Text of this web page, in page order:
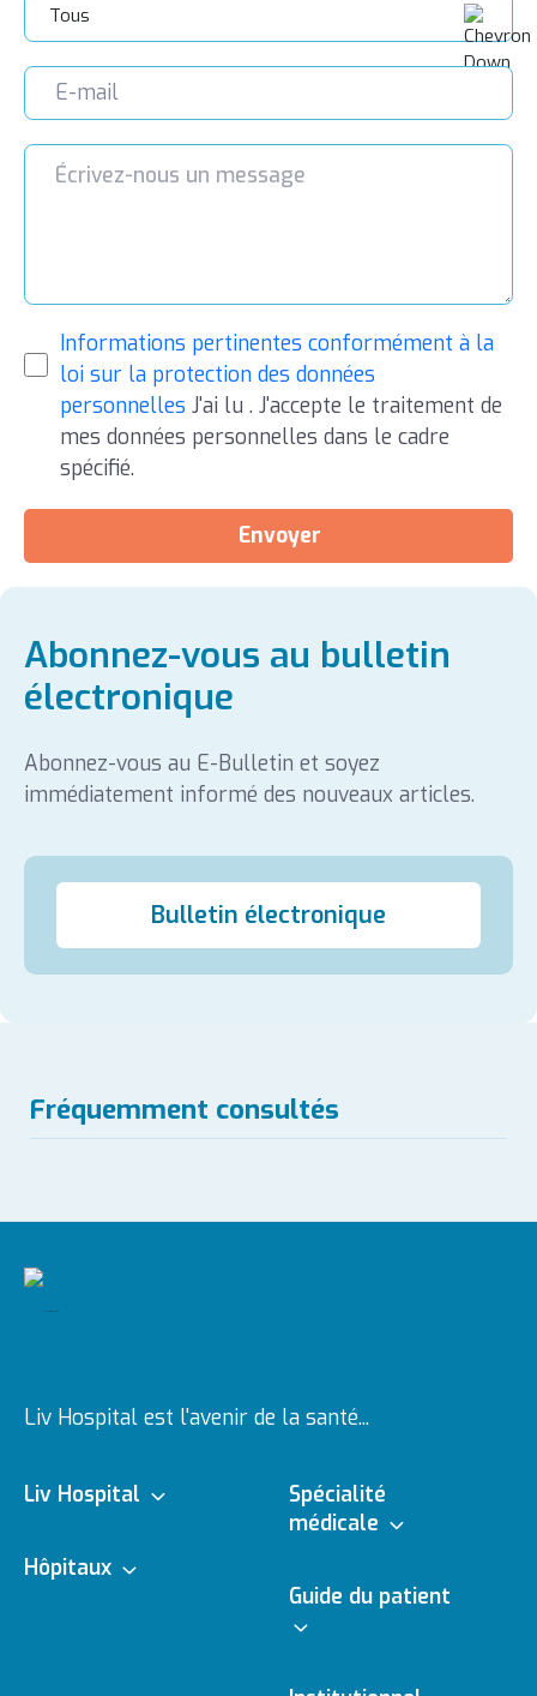
Tous
Informations pertinentes conformément à la
loi sur la protection des données
personnelles J'ai lu . J'accepte le traitement de
mes données personnelles dans le cadre
spécifié.
Envoyer
Abonnez-vous au bulletin
électronique
Abonnez-vous au E-Bulletin et soyez
immédiatement informé des nouveaux articles.
Bulletin électronique
Fréquemment consultés
Liv Hospital est l'avenir de la santé...
Liv Hospital
À propos de nous
Hôpitaux
Spécialité
médicale
Branches médicales
Guide du patient
e - Rendez-vous